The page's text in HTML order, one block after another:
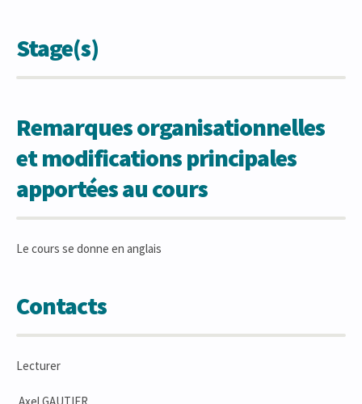
Stage(s)
Remarques organisationnelles
et modifications principales
apportées au cours
Le cours se donne en anglais
Contacts
Lecturer
Axel GAUTIER